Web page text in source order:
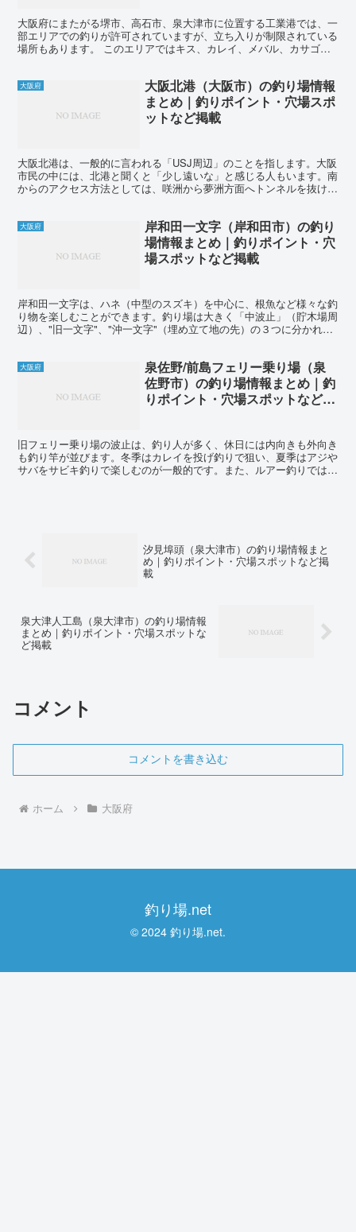
大阪府にまたがる堺市、高石市、泉大津市に位置する工業港では、一
部エリアでの釣りが許可されていますが、立ち入りが制限されている
場所もあります。 このエリアではキス、カレイ、メバル、カサゴ、
大阪府
大阪北港（大阪市）の釣り場情報
まとめ｜釣りポイント・穴場スポ
ットなど掲載
大阪北港は、一般的に言われる「USJ周辺」のことを指します。大阪
市民の中には、北港と聞くと「少し遠いな」と感じる人もいます。南
からのアクセス方法としては、咲洲から夢洲方面へトンネルを抜ける
大阪府
岸和田一文字（岸和田市）の釣り
場情報まとめ｜釣りポイント・穴
場スポットなど掲載
岸和田一文字は、ハネ（中型のスズキ）を中心に、根魚など様々な釣
り物を楽しむことができます。釣り場は大きく「中波止」（貯木場周
辺）、"旧一文字"、"沖一文字"（埋め立て地の先）の３つに分かれて
大阪府
泉佐野/前島フェリー乗り場（泉
佐野市）の釣り場情報まとめ｜釣
りポイント・穴場スポットなど掲
旧フェリー乗り場の波止は、釣り人が多く、休日には内向きも外向き
も釣り竿が並びます。冬季はカレイを投げ釣りで狙い、夏季はアジや
サバをサビキ釣りで楽しむのが一般的です。また、ルアー釣りでは秋
汐見埠頭（泉大津市）の釣り場情報まと
め｜釣りポイント・穴場スポットなど掲
載
泉大津人工島（泉大津市）の釣り場情報
まとめ｜釣りポイント・穴場スポットな
ど掲載
コメント
コメントを書き込む
ホーム 大阪府
釣り場.net
© 2024 釣り場.net.